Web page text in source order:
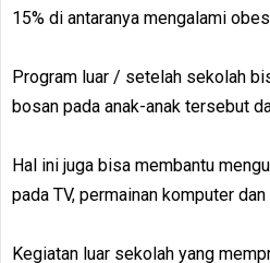
15% di antaranya mengalami
Program luar / setelah sekolah
bosan pada anak-anak tersebut
Hal ini juga bisa membantu
pada TV, permainan komputer
Kegiatan luar sekolah yang